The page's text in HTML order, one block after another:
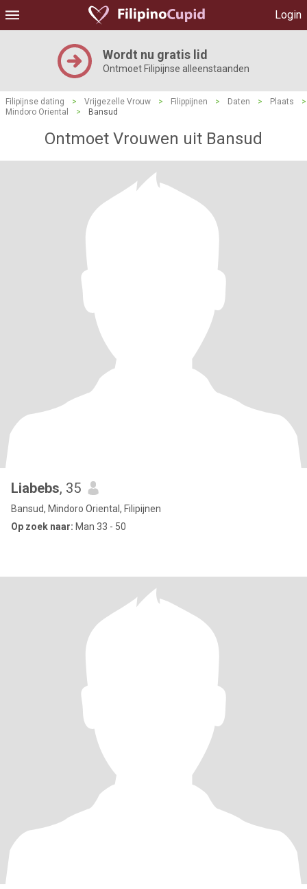
Login
Wordt nu gratis lid
Ontmoet Filipijnse alleenstaanden
Filipijnse dating > Vrijgezelle Vrouw > Filippijnen > Daten > Plaats
>
Mindoro Oriental
> Bansud
Ontmoet Vrouwen uit Bansud
Liabebs, 35
Bansud, Mindoro Oriental, Filipijnen
Op zoek naar: Man 33 - 50